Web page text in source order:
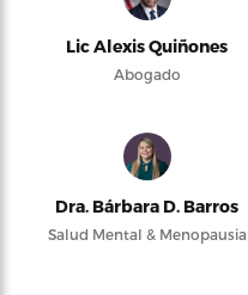
Lic Alexis Quiñones
Abogado
Dra. Bárbara D. Barros
Salud Mental & Menopausia